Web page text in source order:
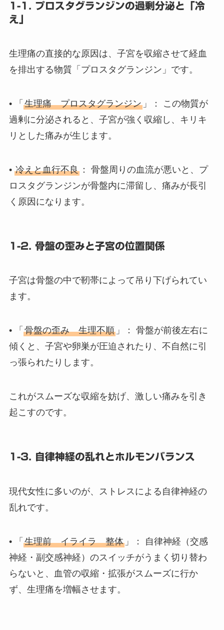
1-1. プロスタグランジンの過剰分泌と「冷
え」
生理痛の直接的な原因は、子宮を収縮させて経血
を排出する物質「プロスタグランジン」です。
• 「 生理痛 プロスタグランジン」： この物質が
過剰に分泌されると、子宮が強く収縮し、キリキ
リとした痛みが生じます。
• 冷えと血行不良： 骨盤周りの血流が悪いと、プ
ロスタグランジンが骨盤内に滞留し、痛みが長引
く原因になります。
1-2. 骨盤の歪みと子宮の位置関係
子宮は骨盤の中で靭帯によって吊り下げられてい
ます。
• 「 骨盤の歪み 生理不順」： 骨盤が前後左右に
傾くと、子宮や卵巣が圧迫されたり、不自然に引
っ張られたりします。
これがスムーズな収縮を妨げ、激しい痛みを引き
起こすのです。
1-3. 自律神経の乱れとホルモンバランス
現代女性に多いのが、ストレスによる自律神経の
乱れです。
• 「 生理前 イライラ 整体」： 自律神経（交感
神経・副交感神経）のスイッチがうまく切り替わ
らないと、血管の収縮・拡張がスムーズに行か
ず、生理痛を増幅させます。